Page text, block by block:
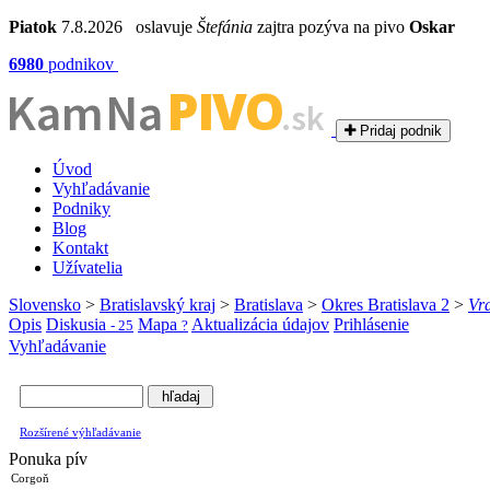
Piatok 7.8.2026 oslavuje Štefánia zajtra pozýva na pivo Oskar
6980 podnikov
Kam NaPIVO.sk Pridaj podnik
Úvod
Vyhľadávanie
Podniky
Blog
Kontakt
Užívatelia
Slovensko > Bratislavský kraj > Bratislava > Okres Bratislava 2 >
Opis Diskusia - 25 Mapa ? Aktualizácia údajov Prihlásenie
Vyhľadávanie
Rozšírené výhľadávanie
Ponuka pív
Corgoň